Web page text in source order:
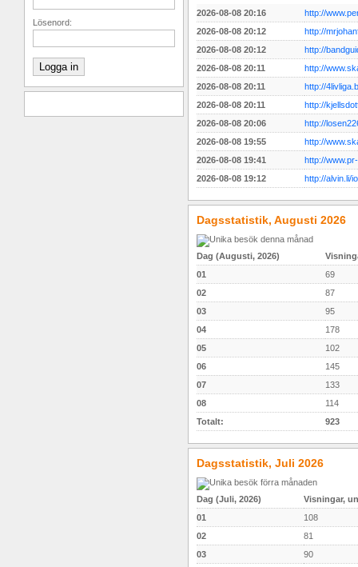
Lösenord:
Logga in
2026-08-08 20:16
http://
2026-08-08 20:12
http://
2026-08-08 20:12
http://
2026-08-08 20:11
http://
2026-08-08 20:11
http://
2026-08-08 20:11
http://
2026-08-08 20:06
http://
2026-08-08 19:55
http://
2026-08-08 19:41
http://
2026-08-08 19:12
http://alvin.li/
Dagsstatistik, Augusti 2026
Dag (Augusti, 2026)
01
69
02
87
03
95
04
178
05
102
06
145
07
133
08
114
Totalt:
923
Dagsstatistik, Juli 2026
Dag (Juli, 2026)
Visningar,
01
108
02
81
03
90